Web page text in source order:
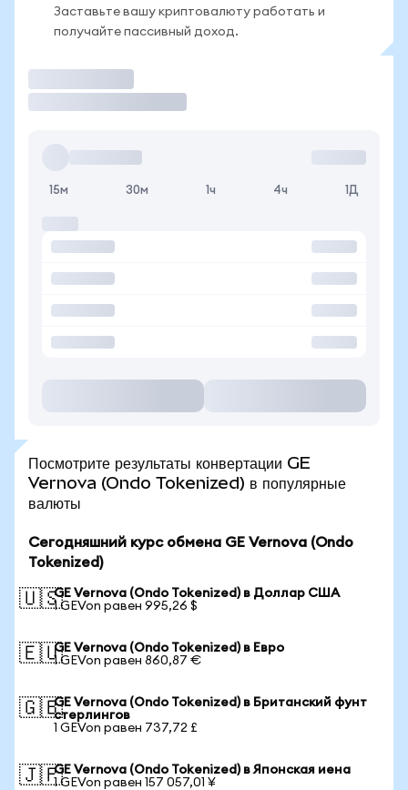
Заставьте вашу криптовалюту работать и
получайте пассивный доход.
15м 30м 1ч 4ч 1Д
Посмотрите результаты конвертации GE
Vernova (Ondo Tokenized) в популярные
валюты
Сегодняшний курс обмена GE Vernova (Ondo
Tokenized)
🇺🇸GE Vernova (Ondo Tokenized) в Доллар США
1 GEVon равен 995,26 $
🇪🇺GE Vernova (Ondo Tokenized) в Евро
1 GEVon равен 860,87 €
🇬🇧GE Vernova (Ondo Tokenized) в Британский фунт
стерлингов
1 GEVon равен 737,72 £
🇯🇵GE Vernova (Ondo Tokenized) в Японская иена
1 GEVon равен 157 057,01 ¥